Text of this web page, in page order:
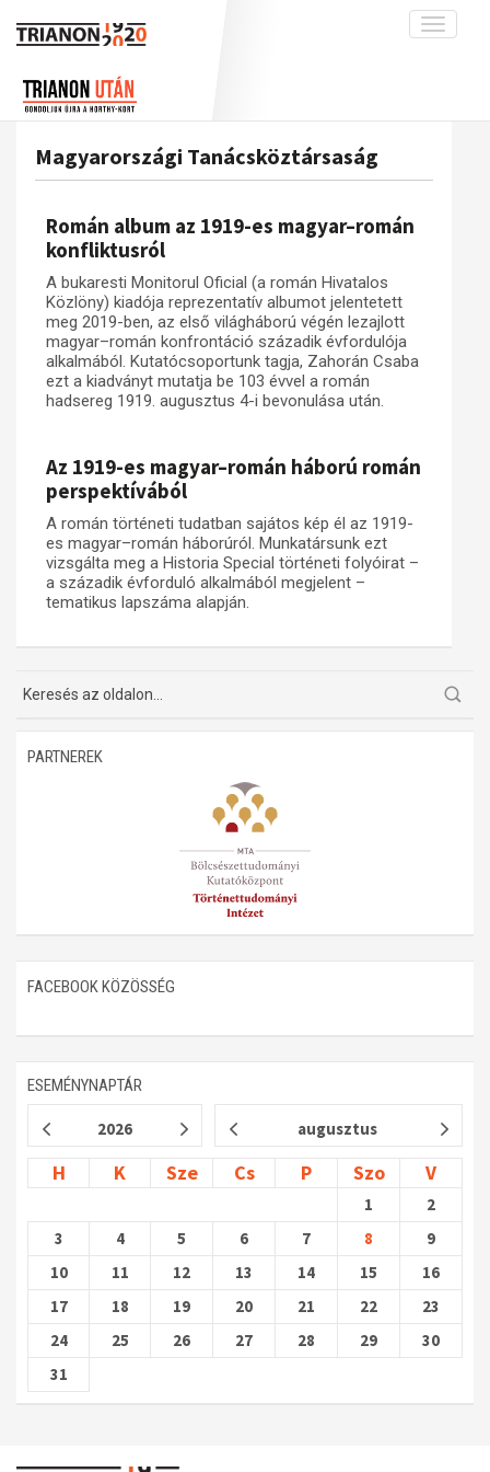
Toggle
interpretációk
A békerendszer megszilárdulása
Utókor és emlékezet
Blog
Adatbázis
Emlékművek (feltöltés alatt)
Menekültek
Visszhang
Publikációk
Kapcsolat
Trianon-kommentár
A trianoni szerződés
Műhelymunkák
Magyarországi Tanácsköztársaság
Román album az 1919-es magyar–román
konfliktusról
A bukaresti Monitorul Oficial (a román Hivatalos
Közlöny) kiadója reprezentatív albumot jelentetett
meg 2019-ben, az első világháború végén lezajlott
magyar–román konfrontáció századik évfordulója
alkalmából. Kutatócsoportunk tagja, Zahorán Csaba
ezt a kiadványt mutatja be 103 évvel a román
hadsereg 1919. augusztus 4-i bevonulása után.
Az 1919-es magyar–román háború román
perspektívából
A román történeti tudatban sajátos kép él az 1919-
es magyar–román háborúról. Munkatársunk ezt
vizsgálta meg a Historia Special történeti folyóirat –
a századik évforduló alkalmából megjelent –
tematikus lapszáma alapján.
PARTNEREK
FACEBOOK KÖZÖSSÉG
ESEMÉNYNAPTÁR
2026 augusztus
H K Sze Cs P Szo V
1
2
3
4 5 6 7 8
9
10
11 12 13 14 15
16
17
18 19 20 21 22
23
24
25 26 27 28 29
30
31